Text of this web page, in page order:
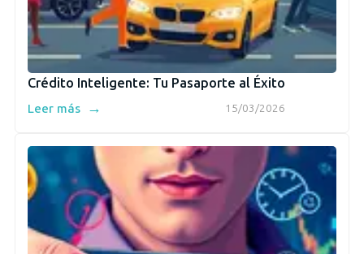
Crédito Inteligente: Tu Pasaporte al Éxito
15/03/2026
Leer más →